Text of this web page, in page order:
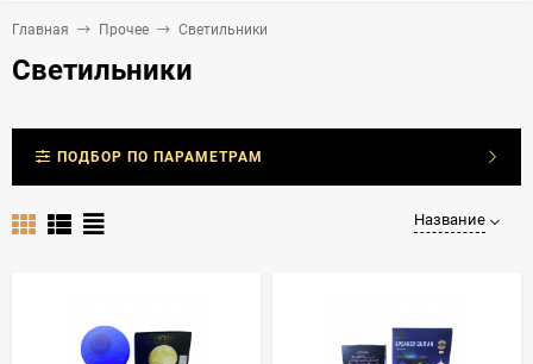
Главная Прочее Светильники
Светильники
ПОДБОР ПО ПАРАМЕТРАМ
Название